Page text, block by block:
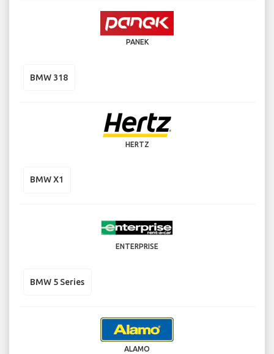
PANEK
BMW 318
HERTZ
BMW X1
ENTERPRISE
BMW 5 Series
ALAMO